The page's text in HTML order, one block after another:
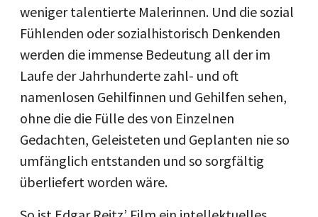
weniger talentierte Malerinnen. Und die sozial
Fühlenden oder sozialhistorisch Denkenden
werden die immense Bedeutung all der im
Laufe der Jahrhunderte zahl- und oft
namenlosen Gehilfinnen und Gehilfen sehen,
ohne die die Fülle des von Einzelnen
Gedachten, Geleisteten und Geplanten nie so
umfänglich entstanden und so sorgfältig
überliefert worden wäre.